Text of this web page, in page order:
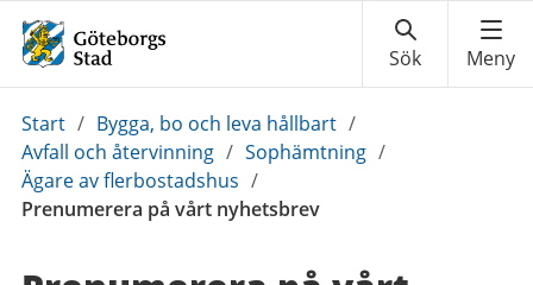
Du
är
här:
Start / Bygga, bo och leva hållbart /
Avfall och återvinning / Sophämtning /
Ägare av flerbostadshus /
Prenumerera på vårt nyhetsbrev